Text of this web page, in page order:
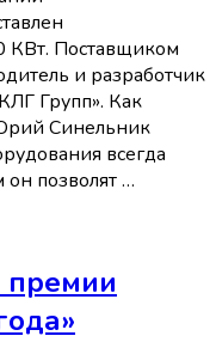
КВт. Поставщиком
и разработчик
Групп». Как
Синельник
всегда
позволят …
премии